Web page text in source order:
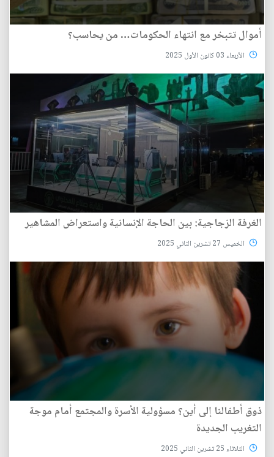
أموال تتبخر مع انتهاء الحكومات… من يحاسب؟
الأربعاء 03 كانون الأول 2025
الغرفة الزجاجية: بين الحاجة الإنسانية واستعراض المشاهير
الخميس 27 تشرين الثاني 2025
ذوق أطفالنا إلى أين؟ مسؤولية الأسرة والمجتمع أمام موجة
التغريب الجديدة
الثلاثاء 25 تشرين الثاني 2025